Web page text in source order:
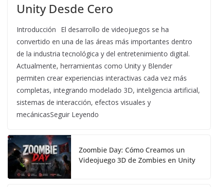
Unity Desde Cero
Introducción El desarrollo de videojuegos se ha
convertido en una de las áreas más importantes dentro
de la industria tecnológica y del entretenimiento digital.
Actualmente, herramientas como Unity y Blender
permiten crear experiencias interactivas cada vez más
completas, integrando modelado 3D, inteligencia artificial,
sistemas de interacción, efectos visuales y
mecánicasSeguir Leyendo
Zoombie Day: Cómo Creamos un
Videojuego 3D de Zombies en Unity